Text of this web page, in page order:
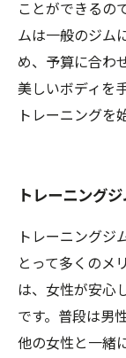
ことができるの
ムは一般のジム
め、予算に合わ
美しいボディを
トレーニングを
トレーニング
トレーニングジ
とって多くのメ
は、女性が安心
です。普段は男
他の女性と一緒